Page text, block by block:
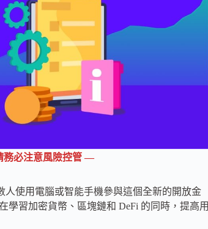
務必注意風險控管 —
使用電腦或智能手機參與這個全新的開放金
學習加密貨幣、區塊鏈和 DeFi 的同時，提高用